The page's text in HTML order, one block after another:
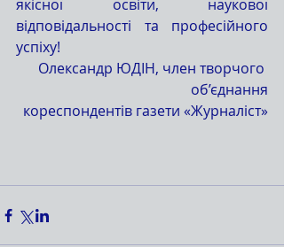
якісної освіти, наукової
відповідальності та професійного
успіху!
Олександр ЮДІН, член творчого
об’єднання
кореспондентів газети «Журналіст»